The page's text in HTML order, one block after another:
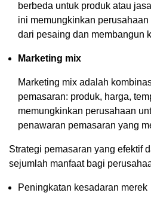
berbeda untuk produk atau
ini memungkinkan
dari pesaing dan membangun
Marketing mix
Marketing mix adalah
pemasaran: produk, harga,
memungkinkan perusahaan
penawaran pemasaran yang
Strategi pemasaran yang efektif
sejumlah manfaat bagi
Peningkatan kesadaran merek